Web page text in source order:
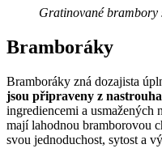
Gratinované brambory
Bramboráky
Bramboráky zná dozajista
jsou připraveny z
ingrediencemi a usmažených
mají lahodnou bramborovou
svou jednoduchost, sytost a